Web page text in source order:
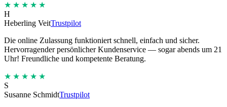
★★★★★
H
Heberling VeitTrustpilot
Die online Zulassung funktioniert schnell, einfach und sicher.
Hervorragender persönlicher Kundenservice — sogar abends um 21
Uhr! Freundliche und kompetente Beratung.
★★★★★
S
Susanne SchmidtTrustpilot